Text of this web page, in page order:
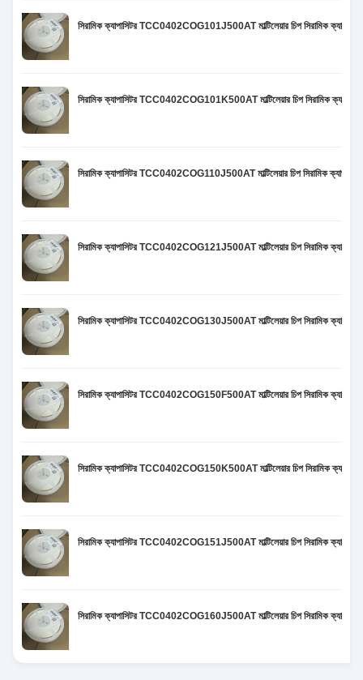
সিরামিক ক্যাপাসিটর TCC0402COG101J500AT মাল্টিলেয়ার চিপ সিরামিক
সিরামিক ক্যাপাসিটর TCC0402COG101K500AT মাল্টিলেয়ার চিপ সিরামিক
সিরামিক ক্যাপাসিটর TCC0402COG110J500AT মাল্টিলেয়ার চিপ সিরামিক
সিরামিক ক্যাপাসিটর TCC0402COG121J500AT মাল্টিলেয়ার চিপ সিরামিক
সিরামিক ক্যাপাসিটর TCC0402COG130J500AT মাল্টিলেয়ার চিপ সিরামিক
সিরামিক ক্যাপাসিটর TCC0402COG150F500AT মাল্টিলেয়ার চিপ সিরামিক
সিরামিক ক্যাপাসিটর TCC0402COG150K500AT মাল্টিলেয়ার চিপ সিরামিক
সিরামিক ক্যাপাসিটর TCC0402COG151J500AT মাল্টিলেয়ার চিপ সিরামিক
সিরামিক ক্যাপাসিটর TCC0402COG160J500AT মাল্টিলেয়ার চিপ সিরামিক